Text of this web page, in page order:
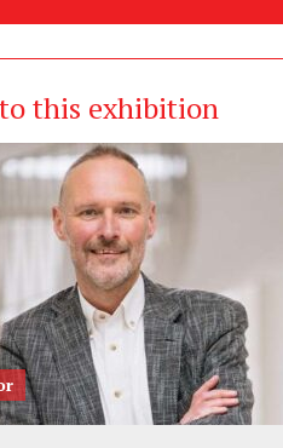
this exhibition